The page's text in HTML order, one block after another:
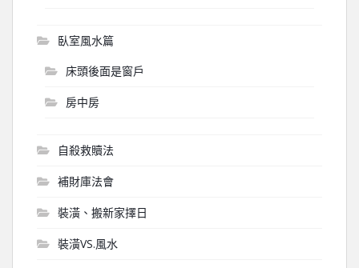
臥室風水篇
床頭後面是窗戶
房中房
自殺救贖法
補財庫法會
裝潢、搬新家擇日
裝潢VS.風水